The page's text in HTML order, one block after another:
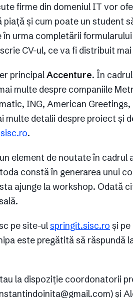
firme din domeniul IT vor
piață și cum poate un student
urma completării
CV-ul, ce va fi distribuit
principalAccenture. În
multe despre companiile
ING, American
multe detalii despre proiect și
.
element de noutate în cadrul
constă în generarea unui
ajunge la workshop. Odată
pe site-ulspringit.sisc.ro și pe
este pregătită să răspundă
la dispoziție coordonatorii
și